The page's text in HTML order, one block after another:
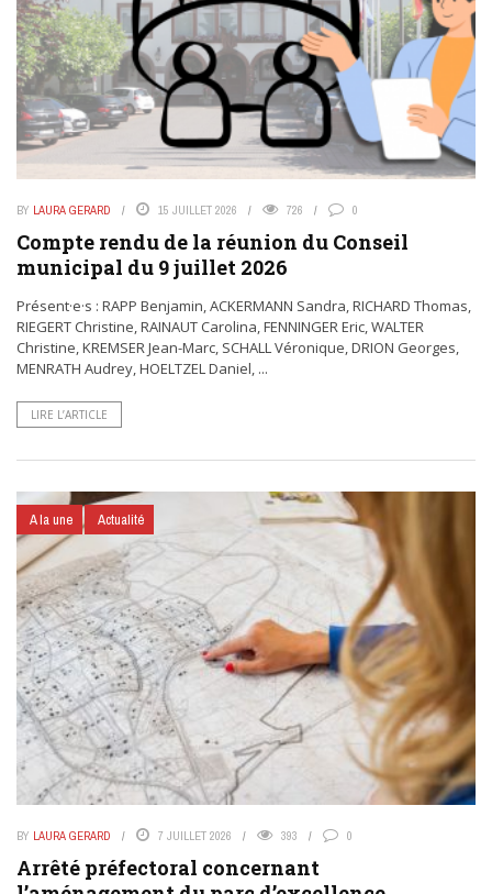
BY LAURA GERARD 15 JUILLET 2026 726 0
Compte rendu de la réunion du Conseil
municipal du 9 juillet 2026
Présent·e·s : RAPP Benjamin, ACKERMANN Sandra, RICHARD Thomas,
RIEGERT Christine, RAINAUT Carolina, FENNINGER Eric, WALTER
Christine, KREMSER Jean-Marc, SCHALL Véronique, DRION Georges,
MENRATH Audrey, HOELTZEL Daniel, ...
LIRE L’ARTICLE
A la une Actualité
BY LAURA GERARD 7 JUILLET 2026 393 0
Arrêté préfectoral concernant